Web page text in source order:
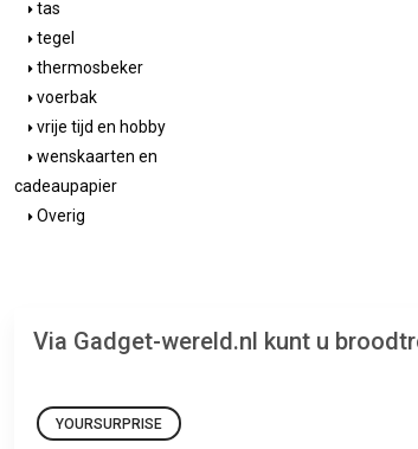
tas
tegel
thermosbeker
voerbak
vrije tijd en hobby
wenskaarten en
cadeaupapier
Overig
Via Gadget-wereld.nl kunt u
YOURSURPRISE